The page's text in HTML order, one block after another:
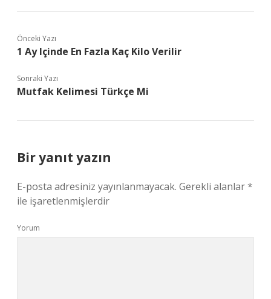
Önceki Yazı
1 Ay Içinde En Fazla Kaç Kilo Verilir
Sonraki Yazı
Mutfak Kelimesi Türkçe Mi
Bir yanıt yazın
E-posta adresiniz yayınlanmayacak. Gerekli alanlar*
ile işaretlenmişlerdir
Yorum